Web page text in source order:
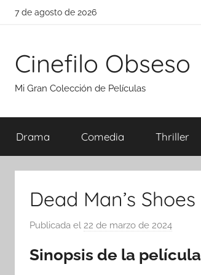
Saltar
7 de agosto de 2026
Cinefilo Obseso
Mi Gran Colección de Películas
Drama Comedia Thriller
Dead Man’s Shoes
Publicada el 22 de marzo de 2024
r
Sinopsis de la película